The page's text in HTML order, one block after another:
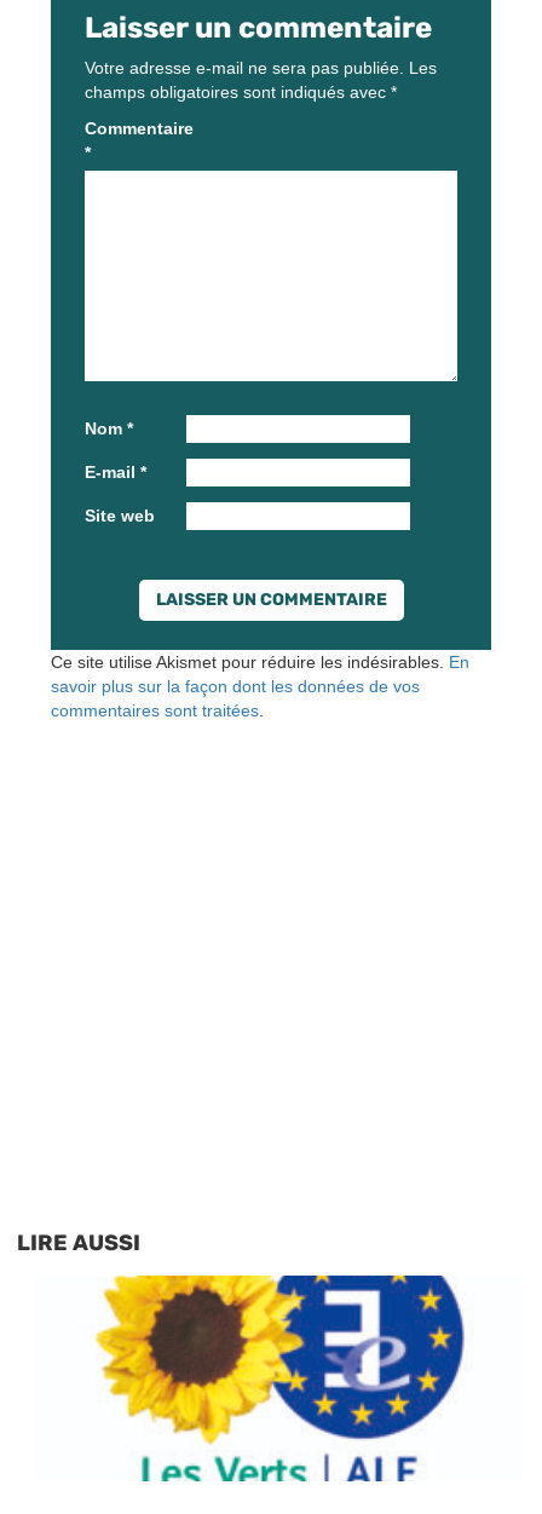
Laisser un commentaire
Votre adresse e-mail ne sera pas publiée. Les
champs obligatoires sont indiqués avec *
Commentaire
*
Nom *
E-mail *
Site web
Ce site utilise Akismet pour réduire les indésirables. En
savoir plus sur la façon dont les données de vos
commentaires sont traitées
LIRE AUSSI